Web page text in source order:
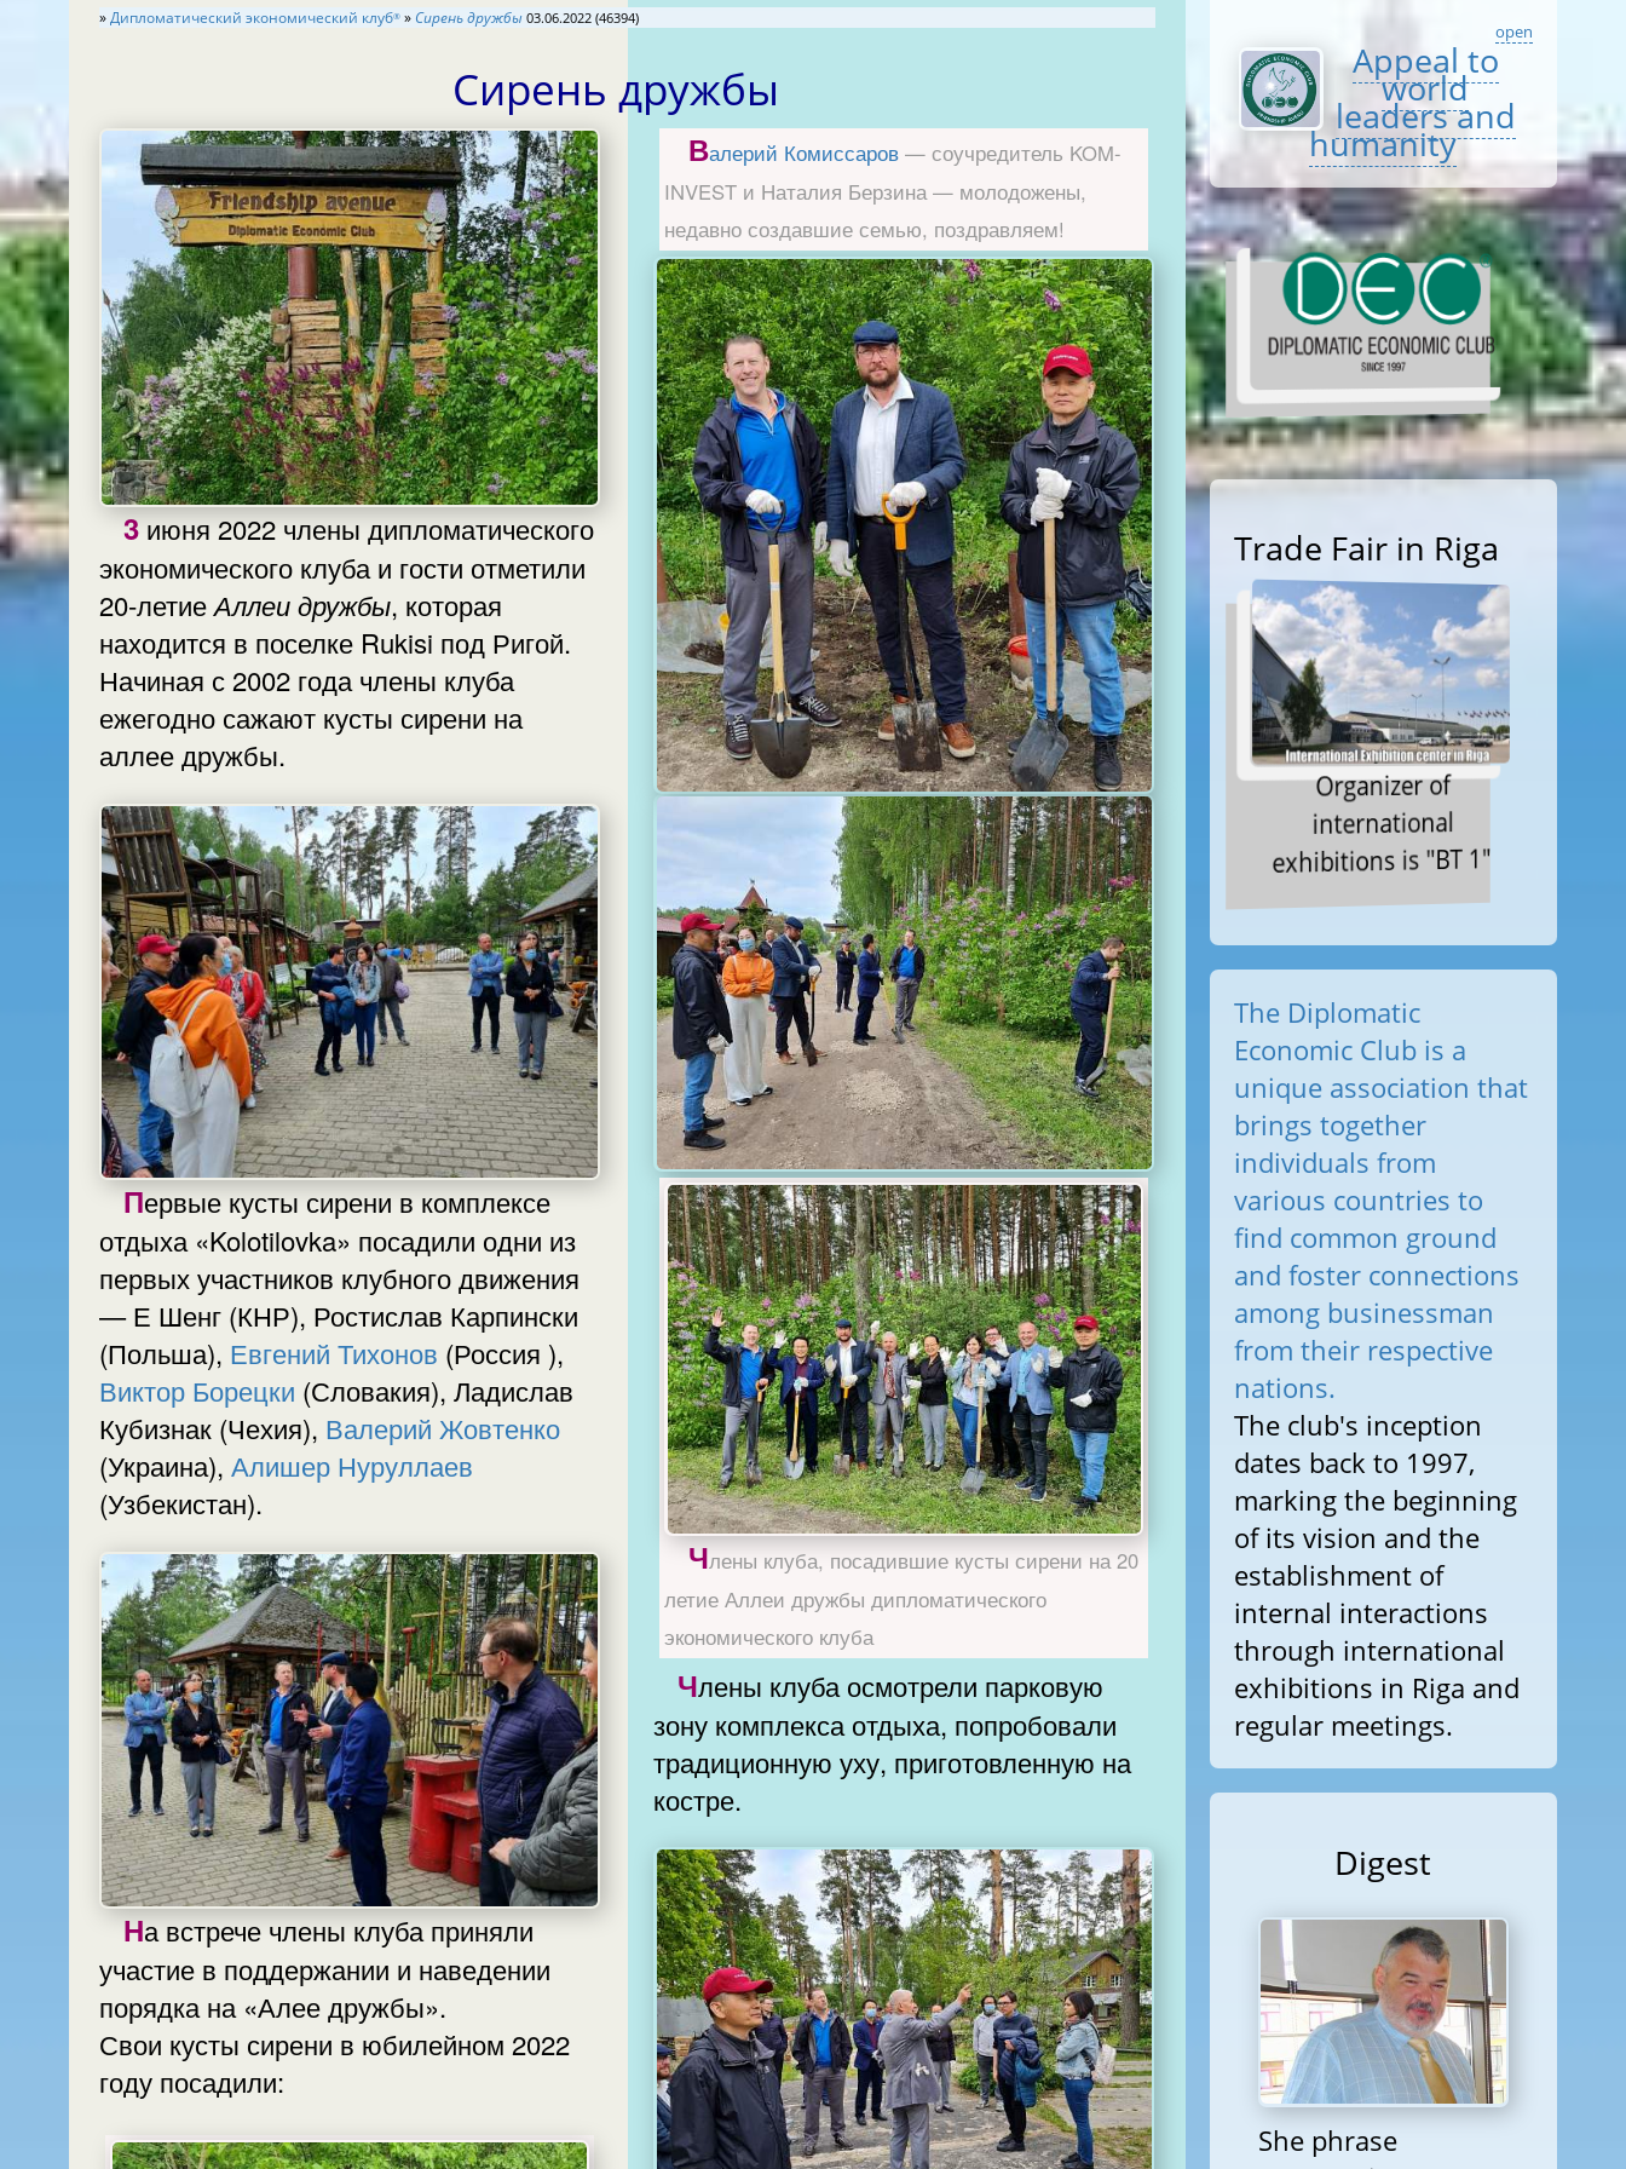
»Дипломатический экономический клуб® » Сирень дружбы 03.06.2022 (46394)
Сирень дружбы
3 июня 2022 члены дипломатического
экономического клуба и гости отметили
20-летиеАллеи дружбы, которая
находится в поселке Rukisi под Ригой.
Начиная с 2002 года члены клуба
ежегодно сажают кусты сирени на
аллее дружбы.
Первые кусты сирени в комплексе
отдыха «Kolotilovka» посадили одни из
первых участников клубного движения
— Е Шенг (КНР), Ростислав Карпински
(Польша), Евгений Тихонов (Россия ),
Виктор Борецки (Словакия), Ладислав
Кубизнак (Чехия), Валерий Жовтенко
(Украина), Алишер Нуруллаев
(Узбекистан).
На встрече члены клуба приняли
участие в поддержании и наведении
порядка на «Алее дружбы».
Свои кусты сирени в юбилейном 2022
году посадили:
Валерий Комиссаров — соучредитель KOM-
INVEST и Наталия Берзина — молодожены,
недавно создавшие семью, поздравляем!
Члены клуба, посадившие кусты сирени на 20
летие Аллеи дружбы дипломатического
экономического клуба
Члены клуба осмотрели парковую
зону комплекса отдыха, попробовали
традиционную уху, приготовленную на
костре.
open
Appeal to
world
leaders and
humanity
Trade Fair in Riga
Organizer of
international
exhibitions is "BT 1"
The Diplomatic
Economic Club is a
unique association that
brings together
individuals from
various countries to
find common ground
and foster connections
among businessman
from their respective
nations.
The club's inception
dates back to 1997,
marking the beginning
of its vision and the
establishment of
internal interactions
through international
exhibitions in Riga and
regular meetings.
Digest
She phrase